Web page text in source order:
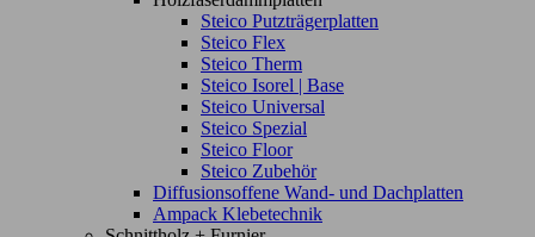
Steico Putzträgerplatten
Steico Flex
Steico Therm
Steico Isorel | Base
Steico Universal
Steico Spezial
Steico Floor
Steico Zubehör
Diffusionsoffene Wand- und Dachplatten
Ampack Klebetechnik